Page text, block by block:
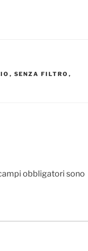
, SENZA FILTRO ,
obbligatori sono